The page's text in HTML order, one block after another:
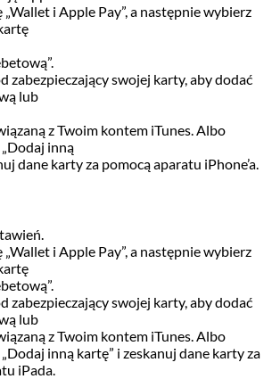
i Apple Pay”, a następnie wybierz
zabezpieczający swojej karty, aby dodać
lub
z Twoim kontem iTunes. Albo
inną
dane karty za pomocą aparatu iPhone’a.
i Apple Pay”, a następnie wybierz
zabezpieczający swojej karty, aby dodać
lub
z Twoim kontem iTunes. Albo
inną kartę” i zeskanuj dane karty za
iPada.